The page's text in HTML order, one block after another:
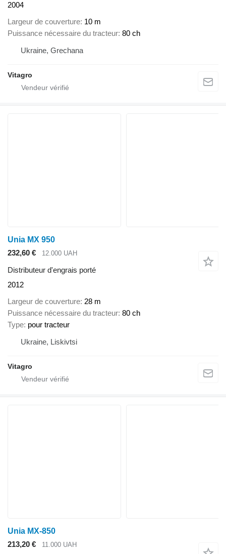
2004
Largeur de couverture 10 m
Puissance nécessaire du tracteur 80 ch
Ukraine, Grechana
Vitagro
Unia MX 950
232,60 €
12.000 UAH
Distributeur d'engrais porté
2012
Largeur de couverture 28 m
Puissance nécessaire du tracteur 80 ch
Type pour tracteur
Ukraine, Liskivtsi
Vitagro
Unia MX-850
213,20 €
11.000 UAH